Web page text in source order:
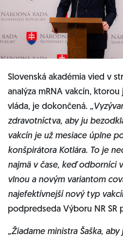
Slovenská akadémia vied v
analýza mRNA vakcín,
vláda, je dokončená.
zdravotníctva, aby ju
vakcín je už mesiace úplne
konšpirátora Kotlára. To je
najmä v čase, keď odborníci
vlnou a novým variantom
najefektívnejší nový typ
podpredseda Výboru NR SR
„Žiadame ministra Šaška,